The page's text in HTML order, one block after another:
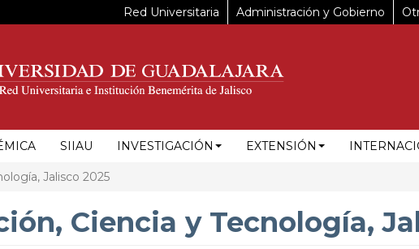
Red Universitaria Administración y Gobierno
SIIAU INVESTIGACIÓN EXTENSIÓN
Jalisco 2025
Ciencia y Tecnología,